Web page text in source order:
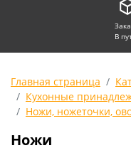
В
Главная страница
Кухонные
Ножи, ножеточки,
Ножи